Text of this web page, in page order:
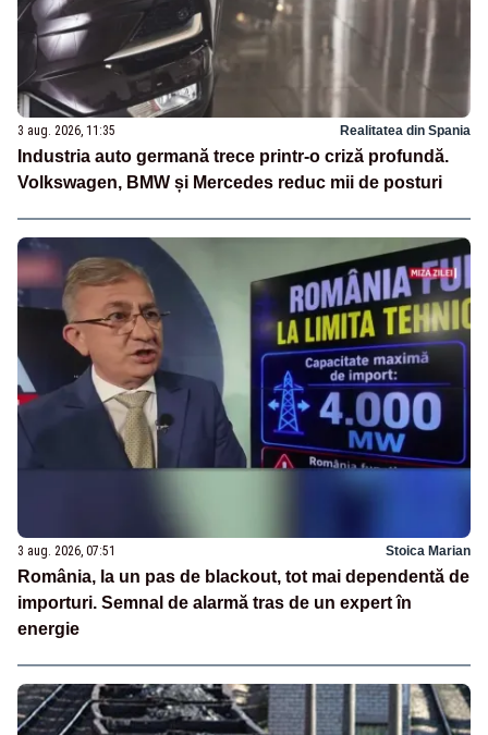
3 aug. 2026, 11:35 Realitatea din Spania
Industria auto germană trece printr-o criză profundă.
Volkswagen, BMW și Mercedes reduc mii de posturi
3 aug. 2026, 07:51 Stoica Marian
România, la un pas de blackout, tot mai dependentă de
importuri. Semnal de alarmă tras de un expert în
energie